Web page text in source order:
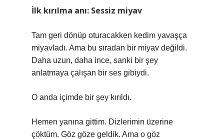
İlk kırılma anı: Sessiz miyav
Tam geri dönüp oturacakken kedim yavaşça
miyavladı. Ama bu sıradan bir miyav değildi.
Daha uzun, daha ince, sanki bir şey
anlatmaya çalışan bir ses gibiydi.
O anda içimde bir şey kırıldı.
Hemen yanına gittim. Dizlerimin üzerine
çöktüm. Göz göze geldik. Ama o göz